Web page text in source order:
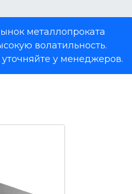
металлопроката
волатильность.
у менеджеров.